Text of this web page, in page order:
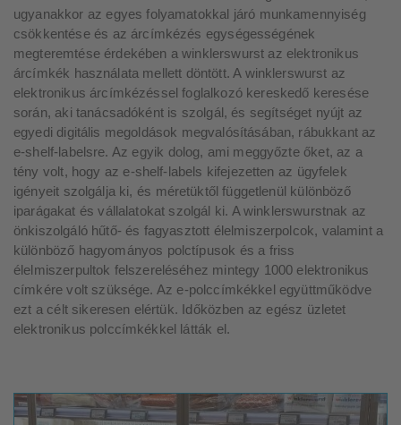
ugyanakkor az egyes folyamatokkal járó munkamennyiség
csökkentése és az árcímkézés egységességének
megteremtése érdekében a winklerswurst az elektronikus
árcímkék használata mellett döntött. A winklerswurst az
elektronikus árcímkézéssel foglalkozó kereskedő keresése
során, aki tanácsadóként is szolgál, és segítséget nyújt az
egyedi digitális megoldások megvalósításában, rábukkant az
e-shelf-labelsre. Az egyik dolog, ami meggyőzte őket, az a
tény volt, hogy az e-shelf-labels kifejezetten az ügyfelek
igényeit szolgálja ki, és méretüktől függetlenül különböző
iparágakat és vállalatokat szolgál ki. A winklerswurstnak az
önkiszolgáló hűtő- és fagyasztott élelmiszerpolcok, valamint a
különböző hagyományos polctípusok és a friss
élelmiszerpultok felszereléséhez mintegy 1000 elektronikus
címkére volt szüksége. Az e-polccímkékkel együttműködve
ezt a célt sikeresen elértük. Időközben az egész üzletet
elektronikus polccímkékkel látták el.